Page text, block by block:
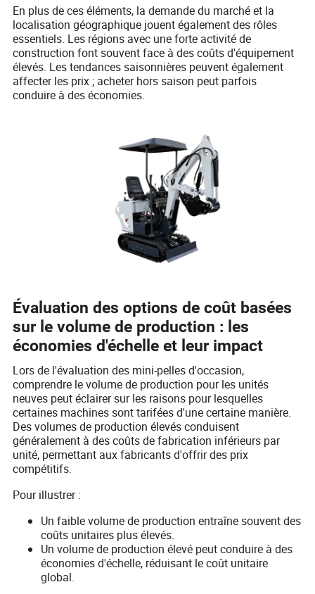
En plus de ces éléments, la demande du marché et la
localisation géographique jouent également des rôles
essentiels. Les régions avec une forte activité de
construction font souvent face à des coûts d'équipement
élevés. Les tendances saisonnières peuvent également
affecter les prix ; acheter hors saison peut parfois
conduire à des économies.
Évaluation des options de coût basées
sur le volume de production : les
économies d'échelle et leur impact
Lors de l'évaluation des mini-pelles d'occasion,
comprendre le volume de production pour les unités
neuves peut éclairer sur les raisons pour lesquelles
certaines machines sont tarifées d'une certaine manière.
Des volumes de production élevés conduisent
généralement à des coûts de fabrication inférieurs par
unité, permettant aux fabricants d'offrir des prix
compétitifs.
Pour illustrer :
Un faible volume de production entraîne souvent des
coûts unitaires plus élevés.
Un volume de production élevé peut conduire à des
économies d'échelle, réduisant le coût unitaire
global.